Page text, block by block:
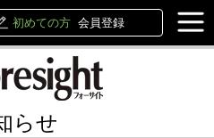
初めての方 会員登録
らせ